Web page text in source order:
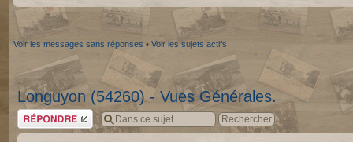
Voir les messages sans réponses • Voir les sujets actifs
Longuyon (54260) - Vues Générales.
Répondre